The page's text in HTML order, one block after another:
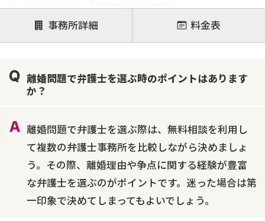
注力案件
離婚前相談
離婚調停
離婚裁判
不貞・不倫慰謝料請求
国際離婚
養育費問題
財産分与
事務所詳細 料金表
離婚問題で弁護士を選ぶ時のポイントはあります
か？
離婚問題で弁護士を選ぶ際は、無料相談を利用し
て複数の弁護士事務所を比較しながら決めましょ
う。その際、離婚理由や争点に関する経験が豊富
な弁護士を選ぶのがポイントです。迷った場合は第
一印象で決めてしまってもよいでしょう。